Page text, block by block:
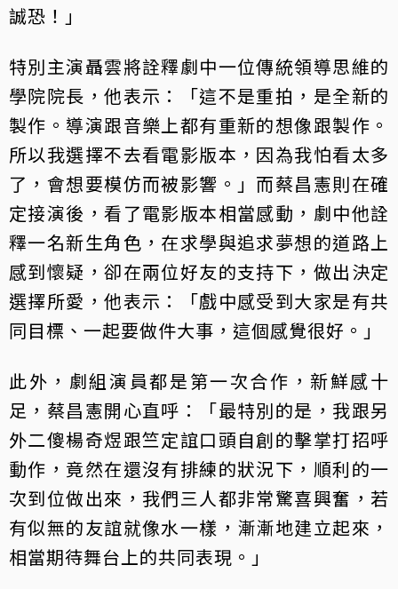
誠恐！」
特別主演聶雲將詮釋劇中一位傳統領導思維的
學院院長，他表示：「這不是重拍，是全新的
製作。導演跟音樂上都有重新的想像跟製作。
所以我選擇不去看電影版本，因為我怕看太多
了，會想要模仿而被影響。」而蔡昌憲則在確
定接演後，看了電影版本相當感動，劇中他詮
釋一名新生角色，在求學與追求夢想的道路上
感到懷疑，卻在兩位好友的支持下，做出決定
選擇所愛，他表示：「戲中感受到大家是有共
同目標、一起要做件大事，這個感覺很好。」
此外，劇組演員都是第一次合作，新鮮感十
足，蔡昌憲開心直呼：「最特別的是，我跟另
外二傻楊奇煜跟竺定誼口頭自創的擊掌打招呼
動作，竟然在還沒有排練的狀況下，順利的一
次到位做出來，我們三人都非常驚喜興奮，若
有似無的友誼就像水一樣，漸漸地建立起來，
相當期待舞台上的共同表現。」